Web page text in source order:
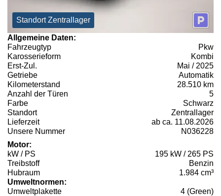
Standort Zentrallager
Allgemeine Daten:
Fahrzeugtyp
Pkw
Karosserieform
Kombi
Erst-Zul.
Mai / 2025
Getriebe
Automatik
Kilometerstand
28.510 km
Anzahl der Türen
5
Farbe
Schwarz
Standort
Zentrallager
Lieferzeit
ab ca. 11.08.2026
Unsere Nummer
N036228
Motor:
kW / PS
195 kW / 265 PS
Treibstoff
Benzin
Hubraum
1.984 cm³
Umweltnormen:
Umweltplakette
4 (Green)